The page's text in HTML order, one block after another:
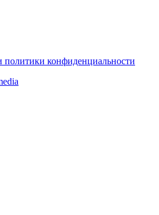
политики конфиденциальности